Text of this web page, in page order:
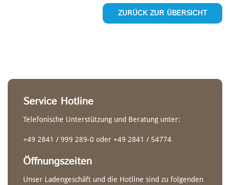
Ergonom Schaft
ZURÜCK ZUR ÜBERSICHT
Service Hotline
Telefonische Unterstützung und Beratung unter:
+49 2841 / 999 289-0 oder +49 2841 / 54774
Öffnungszeiten
Unser Ladengeschäft und die Hotline sind zu folgenden